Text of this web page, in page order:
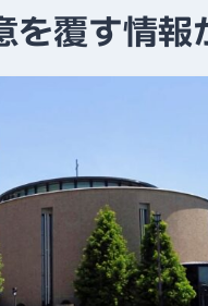
を覆す情報